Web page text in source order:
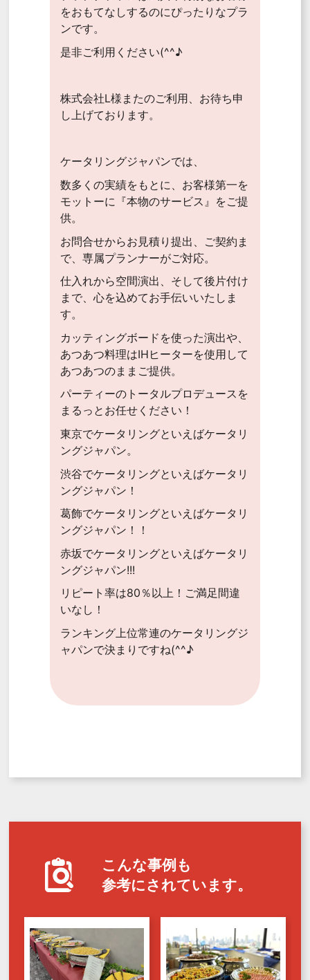
をおもてなしするのにぴったりなプラ
ンです。
是非ご利用ください(^^♪
株式会社L様またのご利用、お待ち申
し上げております。
ケータリングジャパンでは、
数多くの実績をもとに、お客様第一を
モットーに『本物のサービス』をご提
供。
お問合せからお見積り提出、ご契約ま
で、専属プランナーがご対応。
仕入れから空間演出、そして後片付け
まで、心を込めてお手伝いいたしま
す。
カッティングボードを使った演出や、
あつあつ料理はIHヒーターを使用して
あつあつのままご提供。
パーティーのトータルプロデュースを
まるっとお任せください！
東京でケータリングといえばケータリ
ングジャパン。
渋谷でケータリングといえばケータリ
ングジャパン！
葛飾でケータリングといえばケータリ
ングジャパン！！
赤坂でケータリングといえばケータリ
ングジャパン!!!
リピート率は80％以上！ご満足間違
いなし！
ランキング上位常連のケータリングジ
ャパンで決まりですね(^^♪
こんな事例も
参考にされています。